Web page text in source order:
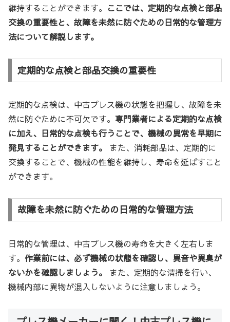
維持することができます。 ここでは、定期的な点検と部品
交換の重要性と、故障を未然に防ぐための日常的な管理方
法について解説します。
定期的な点検と部品交換の重要性
定期的な点検は、中古プレス機の状態を把握し、故障を未
然に防ぐために不可欠です。 専門業者による定期的な点検
に加え、日常的な点検も行うことで、機械の異常を早期に
発見することができます。
また、消耗部品は、定期的に
交換することで、機械の性能を維持し、寿命を延ばすこと
ができます。
故障を未然に防ぐための日常的な管理方法
日常的な管理は、中古プレス機の寿命を大きく左右しま
す。 作業前には、必ず機械の状態を確認し、異音や異臭が
ないかを確認しましょう。
また、定期的な清掃を行い、
機械内部に異物が混入しないように注意しましょう。